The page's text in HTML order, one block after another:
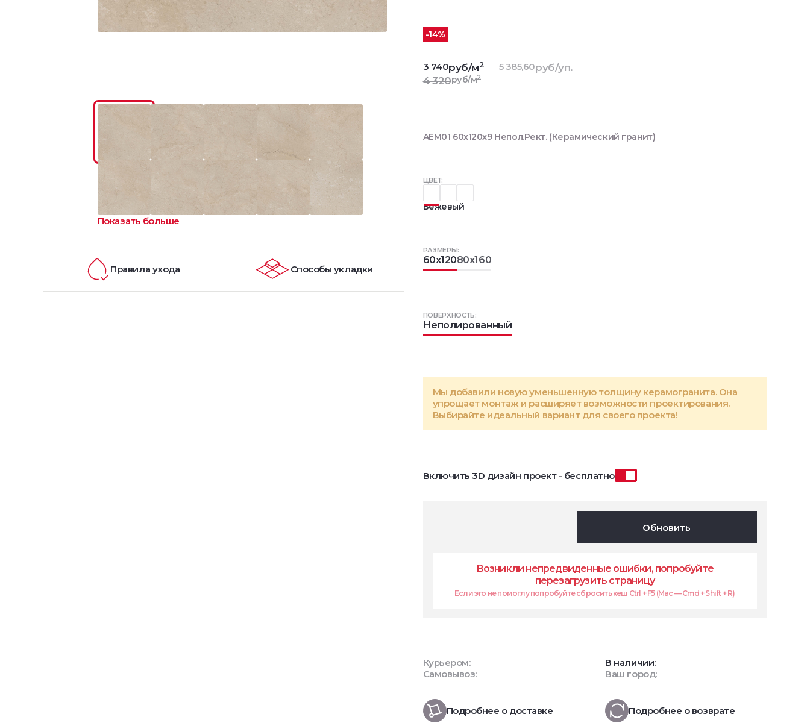
Показать больше
ЦВЕТ:
Бежевый
РАЗМЕРЫ:
60x12080x160
ПОВЕРХНОСТЬ:
Неполированный
Мы добавили новую уменьшенную толщину керамогранита. Она
упрощает монтаж и расширяет возможности проектирования.
Выбирайте идеальный вариант для своего проекта!
Включить 3D дизайн проект - бесплатно
-14%
3 740руб/м2
4 320руб/м2
5 385,60руб/уп.
Обновить
Возникли непредвиденные ошибки, попробуйте
перезагрузить страницу
Если это не помоглу попробуйте сбросить кеш Ctrl + F5 (Mac — Cmd + Shift + R)
Курьером:
Самовывоз:
В наличии:
Ваш город:
Подробнее о доставке Подробнее о возврате
AEM01 60x120x9 Непол.Рект. (Керамический гранит)
Правила ухода Способы укладки